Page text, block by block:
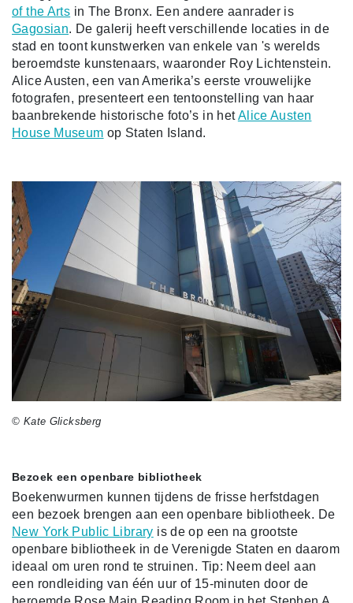
of the Arts in The Bronx. Een andere aanrader is
Gagosian. De galerij heeft verschillende locaties in de
stad en toont kunstwerken van enkele van 's werelds
beroemdste kunstenaars, waaronder Roy Lichtenstein.
Alice Austen, een van Amerika’s eerste vrouwelijke
fotografen, presenteert een tentoonstelling van haar
baanbrekende historische foto’s in hetAlice Austen
House Museum op Staten Island.
© Kate Glicksberg
Bezoek een openbare bibliotheek
Boekenwurmen kunnen tijdens de frisse herfstdagen
een bezoek brengen aan een openbare bibliotheek. De
New York Public Library is de op een na grootste
openbare bibliotheek in de Verenigde Staten en daarom
ideaal om uren rond te struinen. Tip: Neem deel aan
een rondleiding van één uur of 15-minuten door de